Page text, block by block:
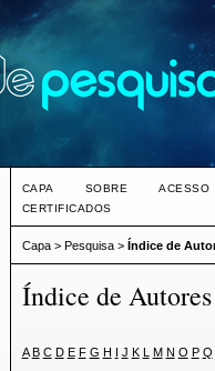
CAPA SOBRE
ACESSO
CERTIFICADOS
Capa> Pesquisa> Índice de
Índice de Autores
A B C D E F G H I J K L M N O P Q